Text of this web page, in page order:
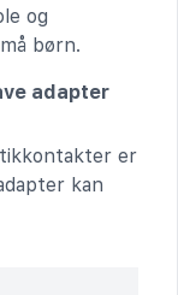
og
børn.
adapter
er
kan